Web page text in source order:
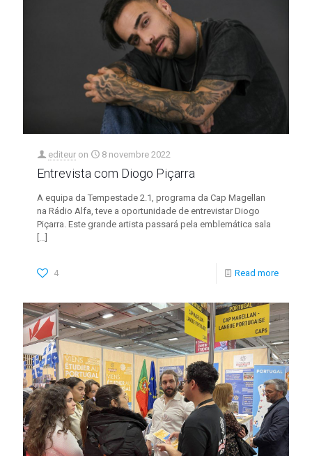
editeur on 8 novembre 2022
Entrevista com Diogo Piçarra
A equipa da Tempestade 2.1, programa da Cap Magellan
na Rádio Alfa, teve a oportunidade de entrevistar Diogo
Piçarra. Este grande artista passará pela emblemática sala
4 Read more